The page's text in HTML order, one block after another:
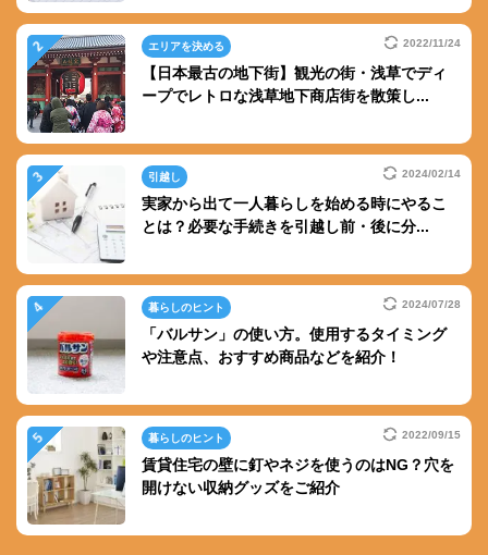
エリアを決める 2022/11/24
【日本最古の地下街】観光の街・浅草でディ
ープでレトロな浅草地下商店街を散策し...
引越し 2024/02/14
実家から出て一人暮らしを始める時にやるこ
とは？必要な手続きを引越し前・後に分...
暮らしのヒント 2024/07/28
「バルサン」の使い方。使用するタイミング
や注意点、おすすめ商品などを紹介！
暮らしのヒント 2022/09/15
賃貸住宅の壁に釘やネジを使うのはNG？穴を
開けない収納グッズをご紹介